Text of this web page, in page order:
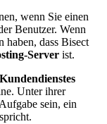
wenn Sie einen
Benutzer. Wenn
haben, dass Bisect
Server ist.
Kundendienstes
Unter ihrer
sein, ein